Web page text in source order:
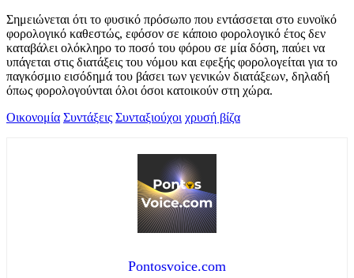
Σημειώνεται ότι το φυσικό πρόσωπο που εντάσσεται στο ευνοϊκό
φορολογικό καθεστώς, εφόσον σε κάποιο φορολογικό έτος δεν
καταβάλει ολόκληρο το ποσό του φόρου σε μία δόση, παύει να
υπάγεται στις διατάξεις του νόμου και εφεξής φορολογείται για το
παγκόσμιο εισόδημά του βάσει των γενικών διατάξεων, δηλαδή
όπως φορολογούνται όλοι όσοι κατοικούν στη χώρα.
Οικονομία Συντάξεις Συνταξιούχοι χρυσή βίζα
Pontosvoice.com